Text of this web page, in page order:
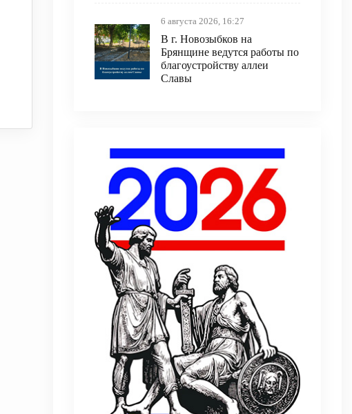
6 августа 2026, 16:27
В г. Новозыбков на
Брянщине ведутся работы по
благоустройству аллеи
Славы